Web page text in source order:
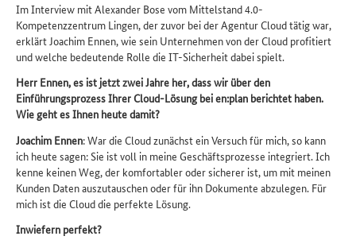
Im Interview mit Alexander Bose vom Mittelstand 4.0-
Kompetenzzentrum Lingen, der zuvor bei der Agentur Cloud tätig war,
erklärt Joachim Ennen, wie sein Unternehmen von der Cloud profitiert
und welche bedeutende Rolle die IT-Sicherheit dabei spielt.
Herr Ennen, es ist jetzt zwei Jahre her, dass wir über den
Einführungsprozess Ihrer Cloud-Lösung bei en:plan berichtet haben.
Wie geht es Ihnen heute damit?
Joachim Ennen: War die Cloud zunächst ein Versuch für mich, so kann
ich heute sagen: Sie ist voll in meine Geschäftsprozesse integriert. Ich
kenne keinen Weg, der komfortabler oder sicherer ist, um mit meinen
Kunden Daten auszutauschen oder für ihn Dokumente abzulegen. Für
mich ist die Cloud die perfekte Lösung.
Inwiefern perfekt?